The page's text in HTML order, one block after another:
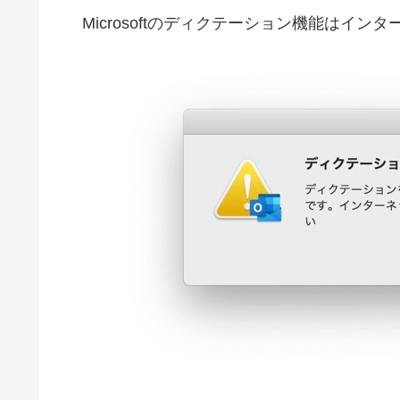
Microsoftのディクテーション機能はインタ